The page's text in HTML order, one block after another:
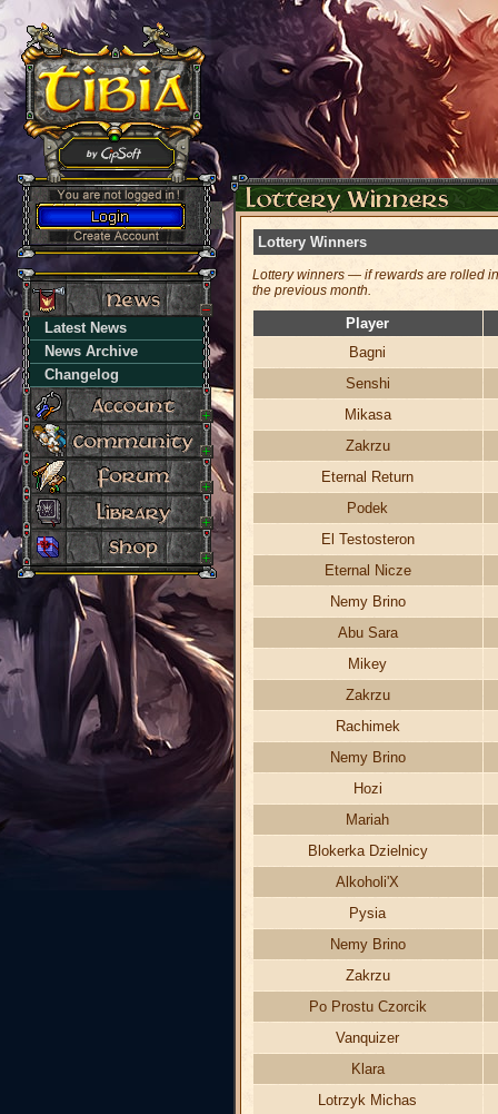
Latest News
News Archive
Changelog
Lottery Winners
Lottery winners — if rewards are rolled
the previous month.
Player
Bagni
Senshi
Mikasa
Zakrzu
Eternal Return
Podek
El Testosteron
Eternal Nicze
Nemy Brino
Abu Sara
Mikey
Zakrzu
Rachimek
Nemy Brino
Hozi
Mariah
Blokerka Dzielnicy
Alkoholi'X
Pysia
Nemy Brino
Zakrzu
Po Prostu Czorcik
Vanquizer
Klara
Lotrzyk Michas